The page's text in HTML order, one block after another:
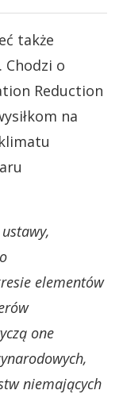
także
Chodzi o
Reduction
na
elementów
one
niemających